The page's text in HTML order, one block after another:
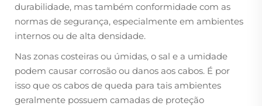
durabilidade, mas também conformidade com as
normas de segurança, especialmente em ambientes
internos ou de alta densidade.
Nas zonas costeiras ou úmidas, o sal e a umidade
podem causar corrosão ou danos aos cabos. É por
isso que os cabos de queda para tais ambientes
geralmente possuem camadas de proteção